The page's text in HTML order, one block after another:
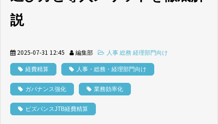
説
2025-07-31 12:45 編集部 人事 総務 経理部門向け
経費精算 人事・総務・経理部門向け
ガバナンス強化 業務効率化
ビズバンスJTB経費精算